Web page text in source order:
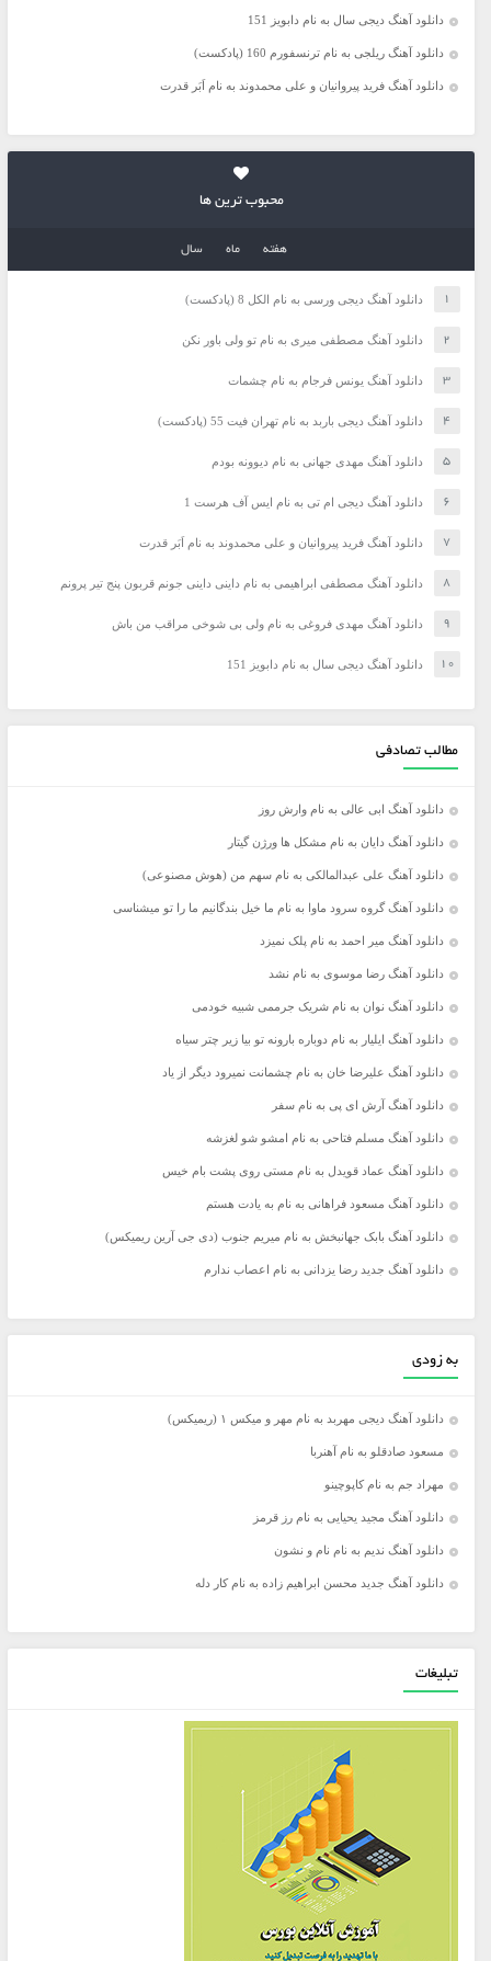
دانلود آهنگ دیجی سال به نام دابویز 151
دانلود آهنگ ریلجی به نام ترنسفورم 160 (پادکست)
دانلود آهنگ فرید پیروانیان و علی محمدوند به نام اَبَر قدرت
محبوب ترین ها
هفته ماه سال
دانلود آهنگ دیجی ورسی به نام الکل 8 (پادکست)
دانلود آهنگ مصطفی میری به نام تو ولی باور نکن
دانلود آهنگ یونس فرجام به نام چشمات
دانلود آهنگ دیجی باربد به نام تهران فیت 55 (پادکست)
دانلود آهنگ مهدی جهانی به نام دیوونه بودم
دانلود آهنگ دیجی ام تی به نام ایس آف هرست 1
دانلود آهنگ فرید پیروانیان و علی محمدوند به نام اَبَر قدرت
دانلود آهنگ مصطفی ابراهیمی به نام داینی داینی جونم قربون پنج تیر پرونم
دانلود آهنگ مهدی فروغی به نام ولی بی شوخی مراقب من باش
دانلود آهنگ دیجی سال به نام دابویز 151
مطالب تصادفی
دانلود آهنگ ابی عالی به نام وارش روز
دانلود آهنگ دایان به نام مشکل ها ورژن گیتار
دانلود آهنگ علی عبدالمالکی به نام سهم من (هوش مصنوعی)
دانلود آهنگ گروه سرود ماوا به نام ما خیل بندگانیم ما را تو میشناسی
دانلود آهنگ میر احمد به نام پلک نمیزد
دانلود آهنگ رضا موسوی به نام نشد
دانلود آهنگ نوان به نام شریک جرممی شبیه خودمی
دانلود آهنگ ایلیار به نام دوباره بارونه تو بیا زیر چتر سیاه
دانلود آهنگ علیرضا خان به نام چشمانت نمیرود دیگر از یاد
دانلود آهنگ آرش ای پی به نام سفر
دانلود آهنگ مسلم فتاحی به نام امشو شو لغزشه
دانلود آهنگ عماد قویدل به نام مستی روی پشت بام خیس
دانلود آهنگ مسعود فراهانی به نام به یادت هستم
دانلود آهنگ بابک جهانبخش به نام میریم جنوب (دی جی آرین ریمیکس)
دانلود آهنگ جدید رضا یزدانی به نام اعصاب ندارم
به زودی
دانلود آهنگ دیجی مهربد به نام مهر و میکس ۱ (ریمیکس)
مسعود صادقلو به نام آهنربا
مهراد جم به نام کاپوچینو
دانلود آهنگ مجید یحیایی به نام رز قرمز
دانلود آهنگ ندیم به نام نام و نشون
دانلود آهنگ جدید محسن ابراهیم زاده به نام کار دله
تبلیغات